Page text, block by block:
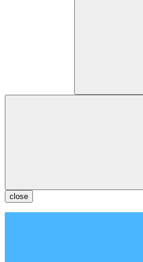
close